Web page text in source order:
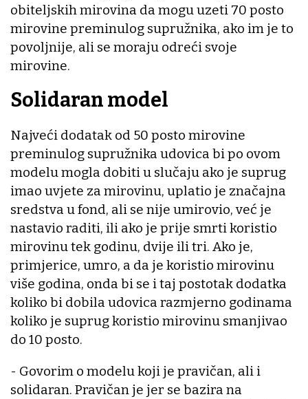
obiteljskih mirovina da mogu uzeti 70 posto
mirovine preminulog supružnika, ako im je to
povoljnije, ali se moraju odreći svoje
mirovine.
Solidaran model
Najveći dodatak od 50 posto mirovine
preminulog supružnika udovica bi po ovom
modelu mogla dobiti u slučaju ako je suprug
imao uvjete za mirovinu, uplatio je značajna
sredstva u fond, ali se nije umirovio, već je
nastavio raditi, ili ako je prije smrti koristio
mirovinu tek godinu, dvije ili tri. Ako je,
primjerice, umro, a da je koristio mirovinu
više godina, onda bi se i taj postotak dodatka
koliko bi dobila udovica razmjerno godinama
koliko je suprug koristio mirovinu smanjivao
do 10 posto.
- Govorim o modelu koji je pravičan, ali i
solidaran. Pravičan je jer se bazira na